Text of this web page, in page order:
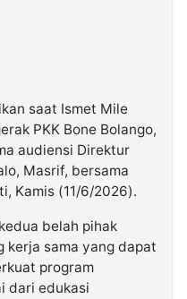
saat Ismet Mile
PKK Bone Bolango,
audiensi Direktur
Masrif, bersama
Kamis (11/6/2026).
belah pihak
kerja sama yang dapat
program
dari edukasi